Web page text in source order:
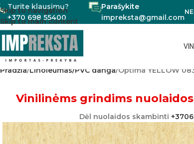
Skip to navigation
Skip to main content
Turite klausimų?
+370 698 55400
Parašykite
impreksta@gmail.com
Pradžia Linoleumas/PVC danga Optima YELLOW
Vinilinėms grindims nuolaidos
Dėl nuolaidos skambinti